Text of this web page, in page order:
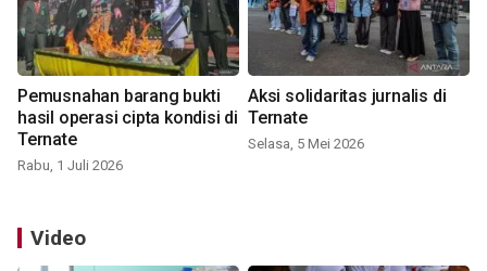
Pemusnahan barang bukti
hasil operasi cipta kondisi di
Ternate
Rabu, 1 Juli 2026
Aksi solidaritas jurnalis di
Ternate
Selasa, 5 Mei 2026
Video